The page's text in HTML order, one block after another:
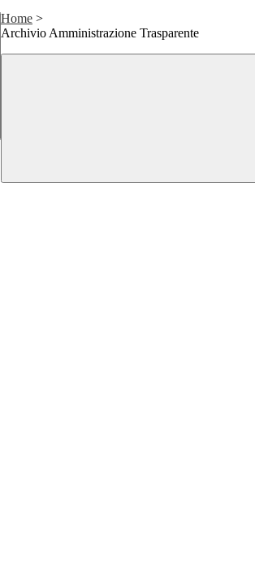
Home >
Archivio Amministrazione Trasparente